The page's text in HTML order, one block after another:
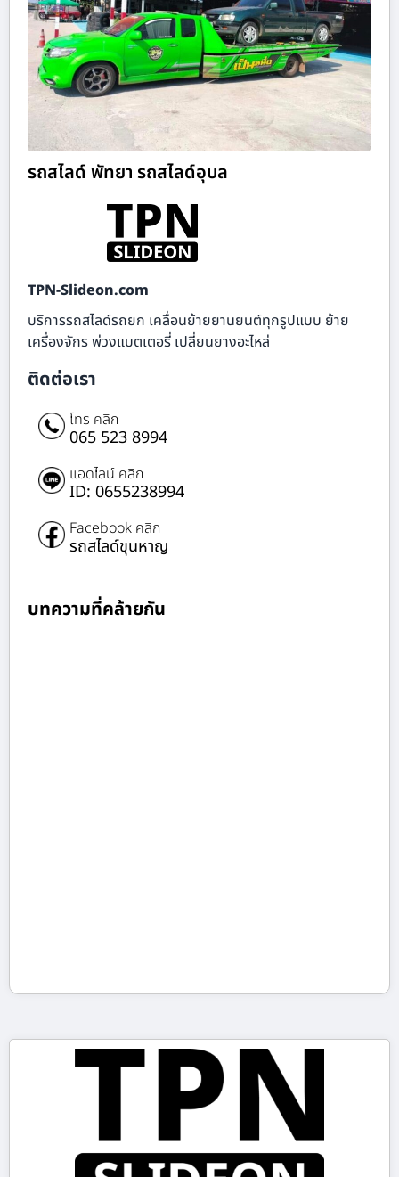
รถสไลด์ พัทยา รถสไลด์อุบล
TPN-Slideon.com
บริการรถสไลด์รถยก เคลื่อนย้ายยานยนต์ทุกรูปแบบ ย้าย
เครื่องจักร พ่วงแบตเตอรี่ เปลี่ยนยางอะไหล่
ติดต่อเรา
โทร คลิก
065 523 8994
แอดไลน์ คลิก
ID: 0655238994
Facebook คลิก
รถสไลด์ขุนหาญ
บทความที่คล้ายกัน